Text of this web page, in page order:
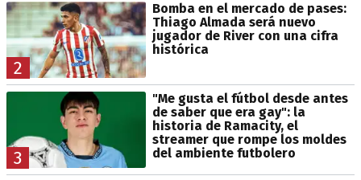
2
Bomba en el mercado de pases:
Thiago Almada será nuevo
jugador de River con una cifra
histórica
3
"Me gusta el fútbol desde antes
de saber que era gay": la
historia de Ramacity, el
streamer que rompe los moldes
del ambiente futbolero